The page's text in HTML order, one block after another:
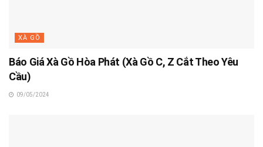
XÀ GỒ
Báo Giá Xà Gồ Hòa Phát (Xà Gồ C, Z Cắt Theo Yêu
Cầu)
09/05/2024